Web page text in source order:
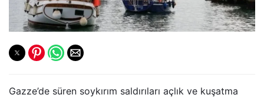
Gazze’de süren soykırım saldırıları açlık ve kuşatma